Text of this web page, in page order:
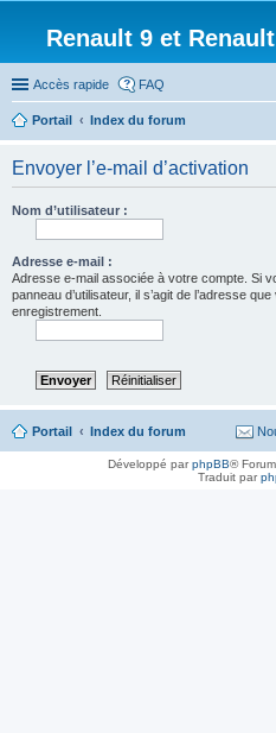
Renault 9 et
Accès rapide FAQ
Portail
Index du forum
Envoyer l’e-mail d’activation
Nom d’utilisateur :
Adresse e-mail :
Adresse e-mail associée à votre compte. Si
panneau d’utilisateur, il s’agit de l’adresse
enregistrement.
Portail Index du forum
Développé parphpBB®
Traduit par